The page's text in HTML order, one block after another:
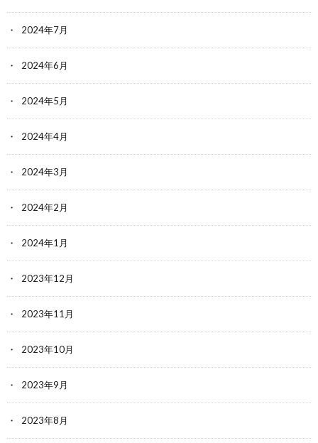
2024年7月
2024年6月
2024年5月
2024年4月
2024年3月
2024年2月
2024年1月
2023年12月
2023年11月
2023年10月
2023年9月
2023年8月